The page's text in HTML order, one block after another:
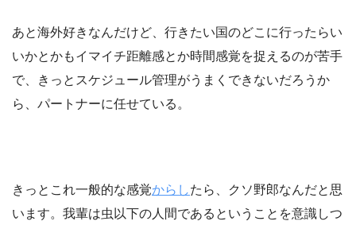
あと海外好きなんだけど、行きたい国のどこに行ったらい
いかとかもイマイチ距離感とか時間感覚を捉えるのが苦手
で、きっとスケジュール管理がうまくできないだろうか
ら、パートナーに任せている。
きっとこれ一般的な感覚からしたら、クソ野郎なんだと思
います。我輩は虫以下の人間であるということを意識しつ